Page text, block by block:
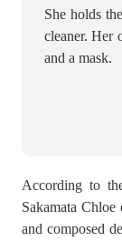
She holds
cleaner. Her
and a mask.
According to
Sakamata
and composed